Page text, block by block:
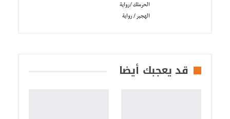
الحرملك /رواية
الهجير / رواية
قد يعجبك أيضا